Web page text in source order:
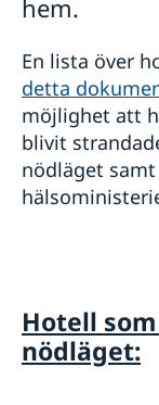
hem.
En lista över
detta
möjlighet att
blivit
nödläget
Hotell
nödläget: